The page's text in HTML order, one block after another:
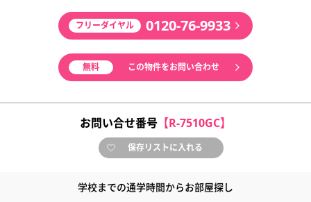
フリーダイヤル 0120-76-9933
無料 この物件をお問い合わせ
お問い合せ番号 【R-7510GC】
保存リストに入れる
学校までの通学時間からお部屋探し